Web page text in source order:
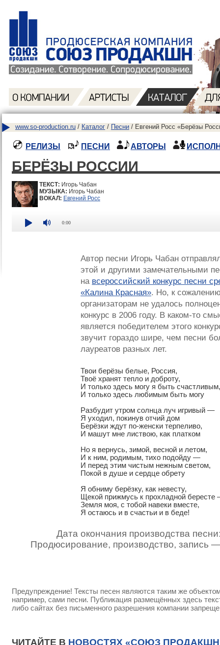
www.so-production.ru / Каталог / Песни / Евгений Росс «Берёзы
РЕЛИЗЫ ПЕСНИ АВТОРЫ
БЕРЁЗЫ РОССИИ
ТЕКСТ: Игорь Чабан
МУЗЫКА: Игорь Чабан
ВОКАЛ: Евгений Росс
0:00
Автор песни Игорь Чабан
этой и другими замечательными
на всероссийский конкурс песни
«Калина Красная». Но, к
организаторам не удалось
конкурс в 2006 году. В каком-то
является победителем этого
звучит гораздо шире, чем песни
лауреатов разных лет.
Твои берёзы белые, Россия,
Твоё хранят тепло и доброту,
И только здесь могу я быть счастливым,
И только здесь любимым быть могу
Разбудит утром солнца луч игривый —
Я уходил, покинув отчий дом
Берёзки ждут по-женски терпеливо,
И машут мне листвою, как платком
Но я вернусь, зимой, весной и летом,
И к ним, родимым, тихо подойду —
И перед этим чистым нежным светом,
Покой в душе и сердце обрету
Я обниму берёзку, как невесту,
Щекой прижмусь к прохладной бересте
Земля моя, с тобой навеки вместе,
Я остаюсь и в счастьи и в беде!
Дата окончания производства
Продюсирование, производство, запись
Предупреждение! Тексты песен являются таким же
например, сами песни. Публикация размещённых здесь
либо сайтах без письменного разрешения компании
ЧИТАЙТЕ В НОВОСТЯХ «СОЮЗ